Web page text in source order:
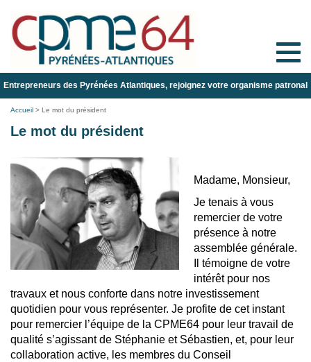
Toggle
Entrepreneurs des Pyrénées Atlantiques, rejoignez votre organisme patronal
Accueil > Le mot du président
Le mot du président
Madame, Monsieur,
Je tenais à vous
remercier de votre
présence à notre
assemblée générale.
Il témoigne de votre
intérêt pour nos
travaux et nous conforte dans notre investissement
quotidien pour vous représenter. Je profite de cet instant
pour remercier l’équipe de la CPME64 pour leur travail de
qualité s’agissant de Stéphanie et Sébastien, et, pour leur
collaboration active, les membres du Conseil